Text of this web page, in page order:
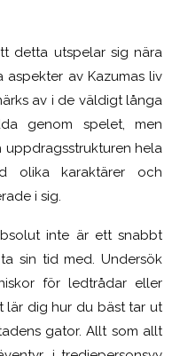
detta utspelar sig nära
aspekter av Kazumas liv
av i de väldigt långa
genom spelet, men
hela
olika karaktärer och
i sig.
inte är ett snabbt
sin tid med. Undersök
för ledtrådar eller
lär dig hur du bäst tar ut
gator. Allt som allt